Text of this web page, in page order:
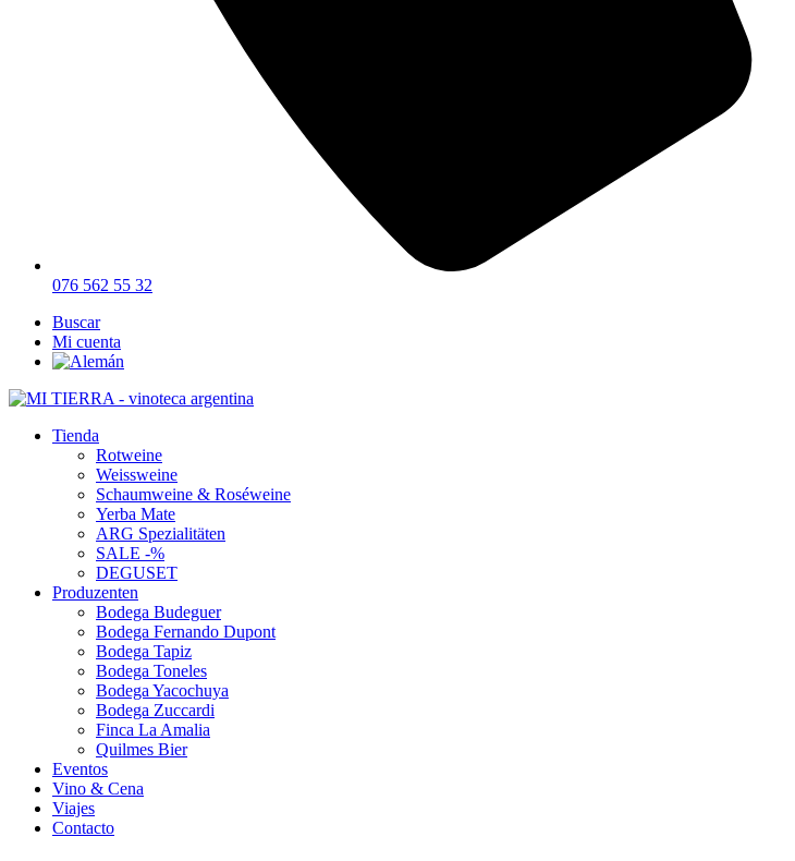
076 562 55 32
Buscar
Mi cuenta
Tienda
Rotweine
Weissweine
Schaumweine & Roséweine
Yerba Mate
ARG Spezialitäten
SALE -%
DEGUSET
Produzenten
Bodega Budeguer
Bodega Fernando Dupont
Bodega Tapiz
Bodega Toneles
Bodega Yacochuya
Bodega Zuccardi
Finca La Amalia
Quilmes Bier
Eventos
Vino & Cena
Viajes
Contacto